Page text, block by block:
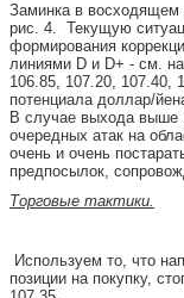
Заминка в восходящем
рис. 4. Текущую
формирования
линиями D и D+ - см.
106.85, 107.20, 107.40,
потенциала доллар/
В случае выхода выше
очередных атак на
очень и очень
предпосылок,
Торговые тактики.
Используем то, что
позиции на покупку,